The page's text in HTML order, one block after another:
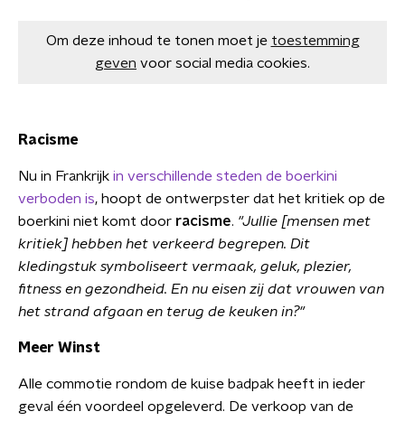
Om deze inhoud te tonen moet je toestemming
geven voor social media cookies.
Racisme
Nu in Frankrijk in verschillende steden de boerkini
verboden is, hoopt de ontwerpster dat het kritiek op de
boerkini niet komt door racisme. "Jullie [mensen met
kritiek] hebben het verkeerd begrepen. Dit
kledingstuk symboliseert vermaak, geluk, plezier,
fitness en gezondheid. En nu eisen zij dat vrouwen van
het strand afgaan en terug de keuken in?"
Meer Winst
Alle commotie rondom de kuise badpak heeft in ieder
geval één voordeel opgeleverd. De verkoop van de